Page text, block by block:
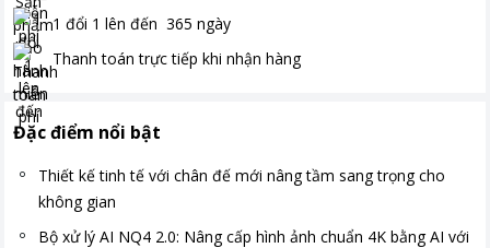
1 đổi 1 lên đến 365 ngày
Thanh toán trực tiếp khi nhận hàng
Đặc điểm nổi bật
Thiết kế tinh tế với chân đế mới nâng tầm sang trọng cho
không gian
Bộ xử lý AI NQ4 2.0: Nâng cấp hình ảnh chuẩn 4K bằng AI với